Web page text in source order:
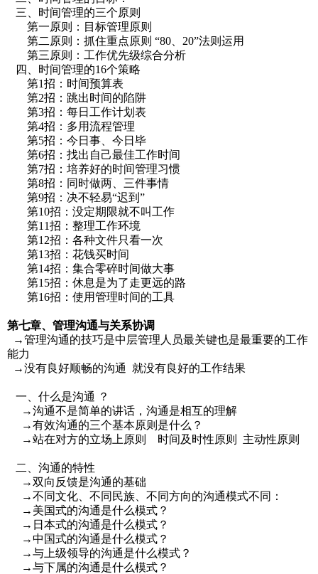
三、时间管理的三个原则
第一原则：目标管理原则
第二原则：抓住重点原则 “80、20”法则运用
第三原则：工作优先级综合分析
四、时间管理的16个策略
第1招：时间预算表
第2招：跳出时间的陷阱
第3招：每日工作计划表
第4招：多用流程管理
第5招：今日事、今日毕
第6招：找出自己最佳工作时间
第7招：培养好的时间管理习惯
第8招：同时做两、三件事情
第9招：决不轻易“迟到”
第10招：没定期限就不叫工作
第11招：整理工作环境
第12招：各种文件只看一次
第13招：花钱买时间
第14招：集合零碎时间做大事
第15招：休息是为了走更远的路
第16招：使用管理时间的工具
第七章、管理沟通与关系协调
→管理沟通的技巧是中层管理人员最关键也是最重要的工作
能力
→没有良好顺畅的沟通 就没有良好的工作结果
一、什么是沟通 ？
→沟通不是简单的讲话，沟通是相互的理解
→有效沟通的三个基本原则是什么？
→站在对方的立场上原则 时间及时性原则 主动性原则
二、沟通的特性
→双向反馈是沟通的基础
→不同文化、不同民族、不同方向的沟通模式不同：
→美国式的沟通是什么模式？
→日本式的沟通是什么模式？
→中国式的沟通是什么模式？
→与上级领导的沟通是什么模式？
→与下属的沟通是什么模式？